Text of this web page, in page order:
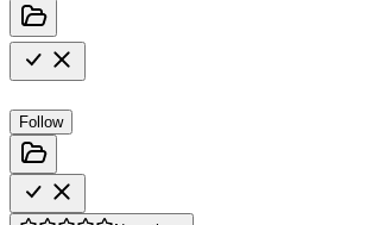
Follow